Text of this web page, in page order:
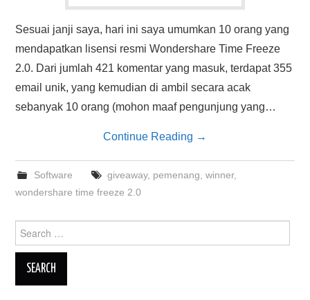
Sesuai janji saya, hari ini saya umumkan 10 orang yang
mendapatkan lisensi resmi Wondershare Time Freeze
2.0. Dari jumlah 421 komentar yang masuk, terdapat 355
email unik, yang kemudian di ambil secara acak
sebanyak 10 orang (mohon maaf pengunjung yang…
Continue Reading →
Software giveaway, pemenang winner,
wondershare time freeze 2.0
for: